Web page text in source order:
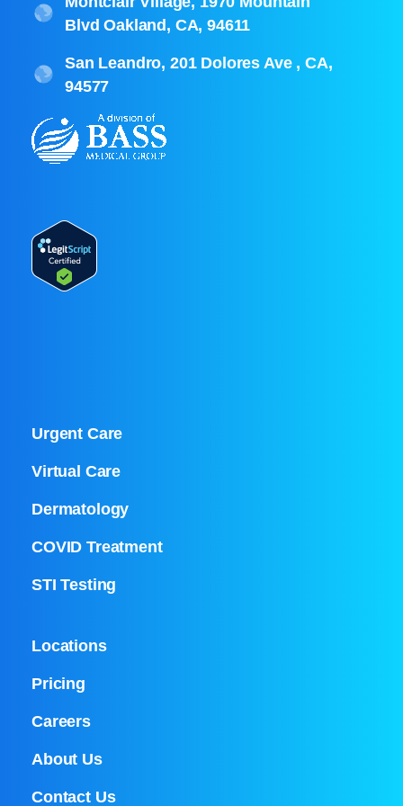
Blvd Oakland, CA, 94611
San Leandro, 201 Dolores Ave , CA,
94577
Urgent Care
Virtual Care
Dermatology
COVID Treatment
STI Testing
Locations
Pricing
Careers
About Us
Contact Us